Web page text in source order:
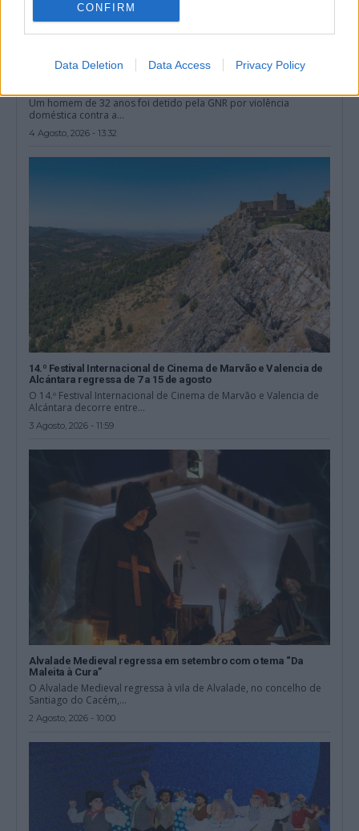
CONFIRM
Data Deletion Data Access Privacy Policy
Um homem de 32 anos foi detido pela GNR por violência
doméstica contra a...
4 Agosto, 2026 - 13:32
14.º Festival Internacional de Cinema de Marvão e Valencia de
Alcántara regressa de 7 a 15 de agosto
O 14.º Festival Internacional de Cinema de Marvão e Valencia de
Alcántara decorre entre...
3 Agosto, 2026 - 11:59
Alvalade Medieval regressa em setembro com o tema “Da
Maleita à Cura”
O Alvalade Medieval regressa à vila de Alvalade, no concelho de
Santiago do Cacém,...
2 Agosto, 2026 - 10:00